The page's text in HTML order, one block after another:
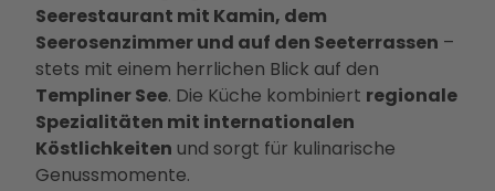
en
Press
e &
Medi
ense
rvice
Jobs
Seerestaurant mit Kamin, dem
Seerosenzimmer und auf den Seeterrassen –
stets mit einem herrlichen Blick auf den
Templiner See. Die Küche kombiniert regionale
Spezialitäten mit internationalen
Köstlichkeiten und sorgt für kulinarische
Genussmomente.